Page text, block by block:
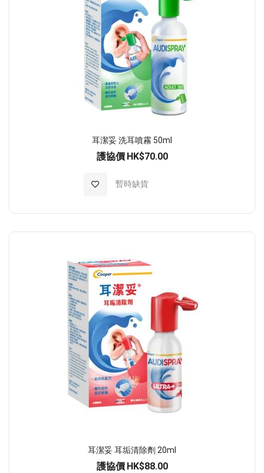
耳潔妥 洗耳噴霧 50ml
護協價 HK$70.00
暫時缺貨
加入至願望清單
耳潔妥 耳垢清除劑 20ml
護協價 HK$88.00